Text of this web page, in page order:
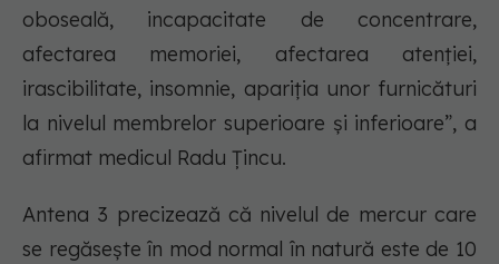
oboseală, incapacitate de concentrare,
afectarea memoriei, afectarea atenției,
irascibilitate, insomnie, apariţia unor furnicături
la nivelul membrelor superioare şi inferioare”, a
afirmat medicul Radu Țincu.
Antena 3 precizează că nivelul de mercur care
se regăseşte în mod normal în natură este de 10